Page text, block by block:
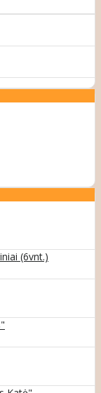
(6vnt.)